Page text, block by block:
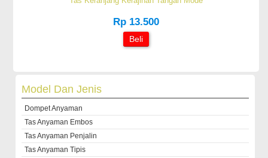
Rp 13.500
Beli
Model Dan Jenis
Dompet Anyaman
Tas Anyaman Embos
Tas Anyaman Penjalin
Tas Anyaman Tipis